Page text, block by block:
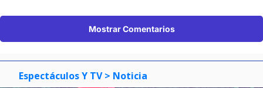
Mostrar Comentarios
Espectáculos Y TV > Noticia